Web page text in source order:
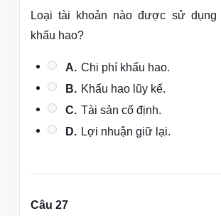
Loại tài khoản nào được sử dụng
khấu hao?
A. Chi phí khấu hao.
B. Khấu hao lũy kế.
C. Tài sản cố định.
D. Lợi nhuận giữ lại.
Câu 27